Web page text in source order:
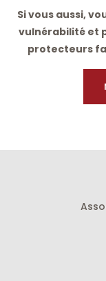
Si vous aussi,
vulnérabilité et
protecteurs